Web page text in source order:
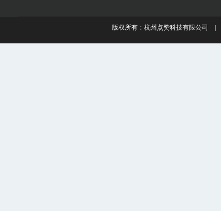
版权所有：杭州点赞科技有限公司